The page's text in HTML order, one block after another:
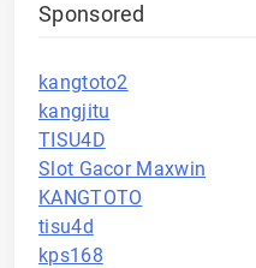
Sponsored
kangtoto2
kangjitu
TISU4D
Slot Gacor Maxwin
KANGTOTO
tisu4d
kps168